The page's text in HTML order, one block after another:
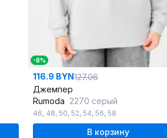
-8%
116.9 BYN127.06
Джемпер
Rumoda 2270 серый
46, 48, 50, 52, 54, 56, 58
В корзину